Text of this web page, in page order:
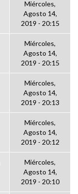
Miércoles,
Agosto 14,
2019 - 20:15
Miércoles,
Agosto 14,
2019 - 20:15
Miércoles,
Agosto 14,
2019 - 20:13
Miércoles,
Agosto 14,
2019 - 20:12
Miércoles,
Agosto 14,
2019 - 20:10